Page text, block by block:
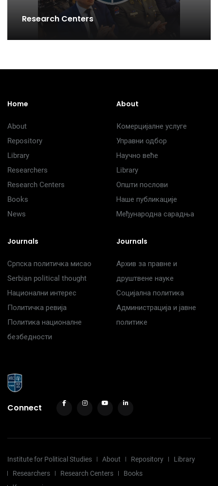
Research Centers
Home
About
Repository
Library
Researchers
Research Centers
Books
News
About
Комерцијалне услуге
Управни одбор
Научно веће
Library
Општи послови
Наше публикације
Међународна сарадња
Journals
Српска политичка мисао
Serbian political thought
Национални интерес
Политичка ревија
Политика националне
безбедности
Journals
Архив за правне и
друштвене науке
Социјална политика
Администрација и јавне
политике
Connect
Institute for Political Studies About Repository
Library
Researchers
Research Centers
Books